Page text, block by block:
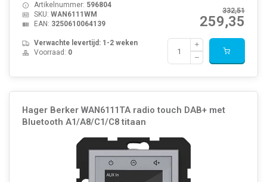
332,51
259,35
Artikelnummer: 596804
SKU: WAN6111WM
EAN: 3250610064139
Verwachte levertijd: 1-2 weken
Voorraad: 0
Hager Berker WAN6111TA radio touch DAB+ met
Bluetooth A1/A8/C1/C8 titaan